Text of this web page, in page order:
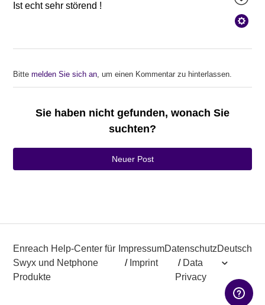
Ist echt sehr störend !
Bittemelden Sie sich an , um einen Kommentar zu hinterlassen.
Sie haben nicht gefunden, wonach Sie
suchten?
Neuer Post
Enreach Help-Center für
Swyx und Netphone
Produkte
Impressum
/ Imprint
Datenschutz
/ Data
Privacy
Deutsch